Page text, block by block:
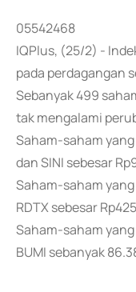
05542468
IQPlus, (25/2) -
pada perdagangan
Sebanyak 499
tak mengalami
Saham-saham yang
dan SINI sebesar
Saham-saham
RDTX sebesar
Saham-saham
BUMI sebanyak